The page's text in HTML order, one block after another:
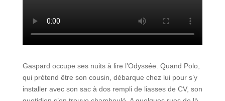
Gaspard occupe ses nuits à lire l’Odyssée. Quand Polo,
qui prétend être son cousin, débarque chez lui pour s’y
installer avec son sac à dos rempli de liasses de CV, son